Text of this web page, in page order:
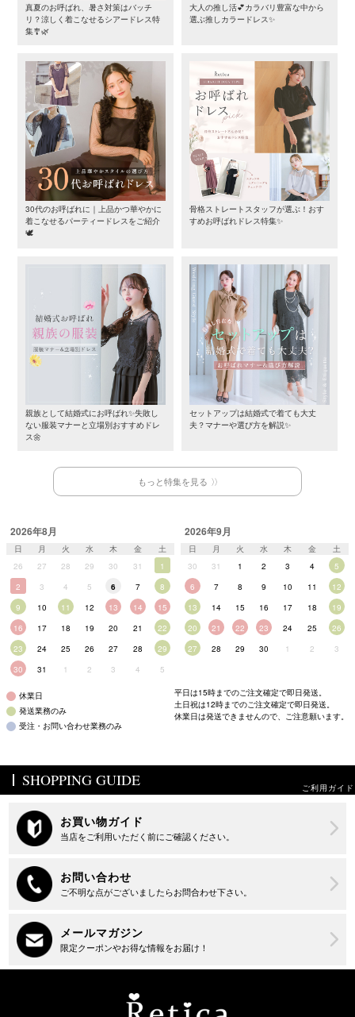
真夏のお呼ばれ、暑さ対策はバッチ
リ？涼しく着こなせるシアードレス特
集🎐🌿
大人の推し活💕カラバリ豊富な中から
選ぶ推しカラードレス✨
30代のお呼ばれに｜上品かつ華やかに
着こなせるパーティードレスをご紹介
🕊️
骨格ストレートスタッフが選ぶ！おす
すめお呼ばれドレス特集✨
親族として結婚式にお呼ばれ✨失敗し
ない服装マナーと立場別おすすめドレ
ス🌼
セットアップは結婚式で着ても大丈
夫？マナーや選び方を解説✨
もっと特集を見る
2026年8月
日 月 火 水 木 金
土
26
27 28 29 30 31
1
2
3 4 5 6 7
8
9
10 11 12 13 14
15
16
17 18 19 20 21
22
23
24 25 26 27 28
29
30
31 1 2 3 4 5
2026年9月
日 月 火 水 木 金
土
30
31 1 2 3 4
5
6
7 8 9 10 11
12
13
14 15 16 17 18
19
20
21 22 23 24 25
26
27
28 29 30 1 2 3
休業日
発送業務のみ
受注・お問い合わせ業務のみ
平日は15時までのご注文確定で即日発送。
土日祝は12時までのご注文確定で即日発送。
休業日は発送できませんので、ご注意願います。
SHOPPING GUIDE ご利用ガイド